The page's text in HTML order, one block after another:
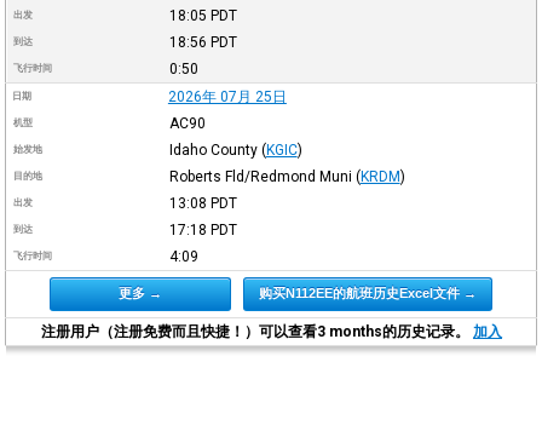
出发 18:05 PDT
到达 18:56 PDT
飞行时间 0:50
日期 2026年 07月 25日
机型 AC90
始发地 Idaho County (KGIC)
目的地 Roberts Fld/Redmond Muni (KRDM)
出发 13:08 PDT
到达 17:18 PDT
飞行时间 4:09
更多 → 购买N112EE的航班历史Excel文件 →
注册用户（注册免费而且快捷！）可以查看3 months的历史记录。 加入